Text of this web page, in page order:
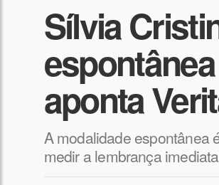
Sílvia
aponta
A modalidade espontânea
medir a lembrança